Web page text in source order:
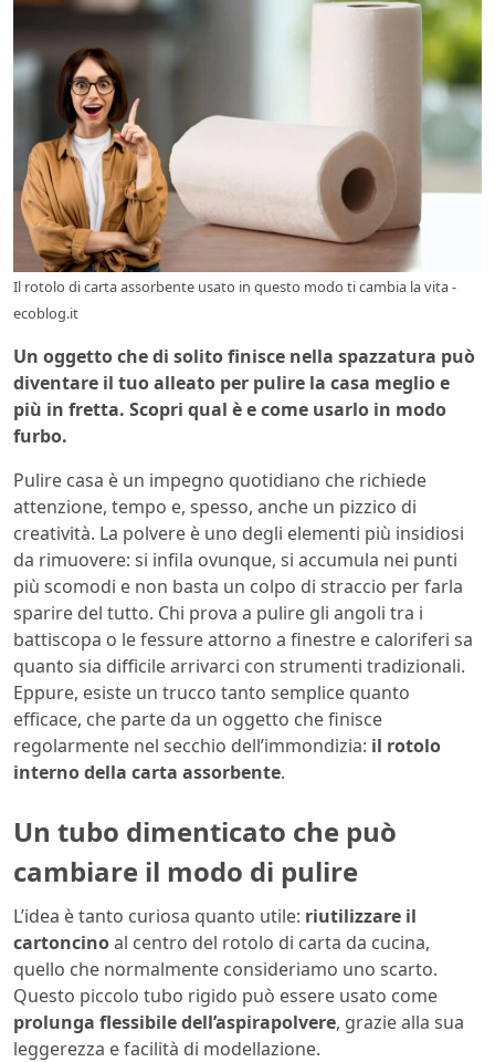
Il rotolo di carta assorbente usato in questo modo ti cambia la vita -
ecoblog.it
Un oggetto che di solito finisce nella spazzatura può
diventare il tuo alleato per pulire la casa meglio e
più in fretta. Scopri qual è e come usarlo in modo
furbo.
Pulire casa è un impegno quotidiano che richiede
attenzione, tempo e, spesso, anche un pizzico di
creatività. La polvere è uno degli elementi più insidiosi
da rimuovere: si infila ovunque, si accumula nei punti
più scomodi e non basta un colpo di straccio per farla
sparire del tutto. Chi prova a pulire gli angoli tra i
battiscopa o le fessure attorno a finestre e caloriferi sa
quanto sia difficile arrivarci con strumenti tradizionali.
Eppure, esiste un trucco tanto semplice quanto
efficace, che parte da un oggetto che finisce
regolarmente nel secchio dell’immondizia: il rotolo
interno della carta assorbente.
Un tubo dimenticato che può
cambiare il modo di pulire
L’idea è tanto curiosa quanto utile: riutilizzare il
cartoncinoal centro del rotolo di carta da cucina,
quello che normalmente consideriamo uno scarto.
Questo piccolo tubo rigido può essere usato come
prolunga flessibile dell’aspirapolvere, grazie alla sua
leggerezza e facilità di modellazione.